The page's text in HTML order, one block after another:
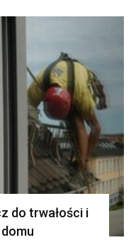
do trwałości i